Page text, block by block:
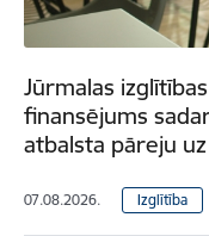
Jūrmalas
finansējums
atbalsta pāreju
07.08.2026. Izglītība